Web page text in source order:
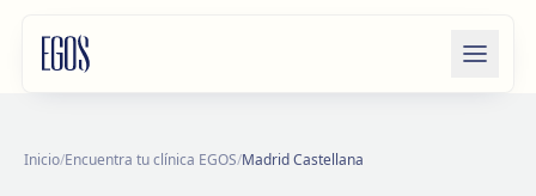
Inicio/Encuentra tu clínica EGOS/Madrid Castellana